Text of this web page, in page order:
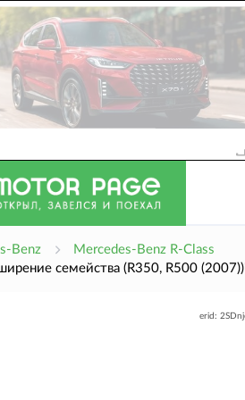
Benz
Mercedes-Benz R-Class
семейства (R350, R500
erid: